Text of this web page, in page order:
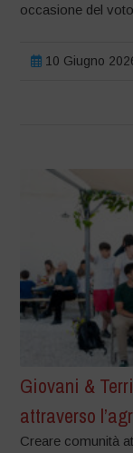
occasione del
10 Giugno
Giovani &
attraverso
Creare comunità